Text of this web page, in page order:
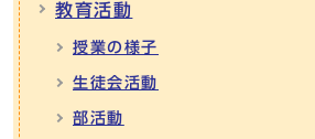
教育活動
授業の様子
生徒会活動
部活動